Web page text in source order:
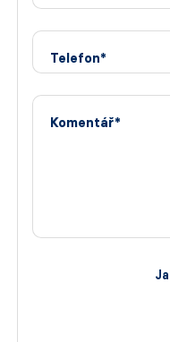
Telefon*
Komentář*